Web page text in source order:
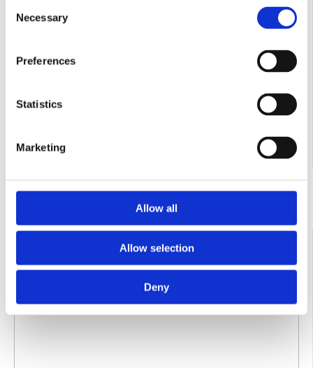
Selection
Necessary
Preferences
Statistics
Marketing
Allow all
Allow selection
Deny
COD:24964225224
Echipament pentru marcaje Titan POWRLINER 8955
Honda GX 200 5.5 cp debit 9.5 l/min